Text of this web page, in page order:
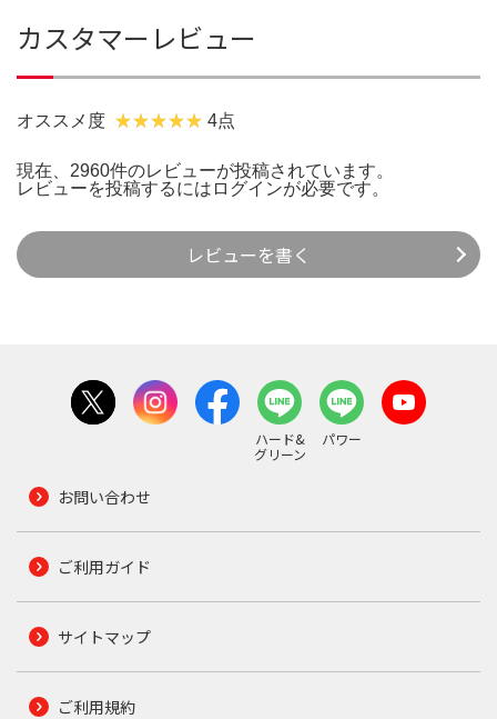
カスタマーレビュー
オススメ度 4点
現在、2960件のレビューが投稿されています。
レビューを投稿するには ログインが必要です。
レビューを書く
ハード&
グリーン
パワー
お問い合わせ
ご利用ガイド
サイトマップ
ご利用規約